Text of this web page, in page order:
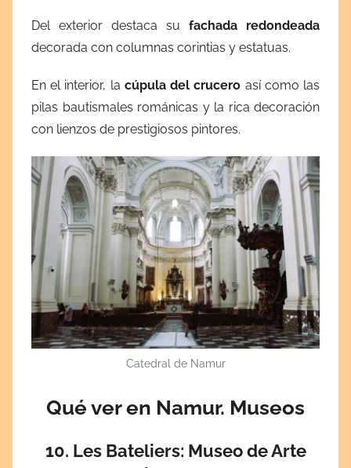
Del exterior destaca su fachada redondeada
decorada con columnas corintias y estatuas.
En el interior, la cúpula del crucero así como las
pilas bautismales románicas y la rica decoración
con lienzos de prestigiosos pintores.
Catedral de Namur
Qué ver en Namur. Museos
10. Les Bateliers: Museo de Arte